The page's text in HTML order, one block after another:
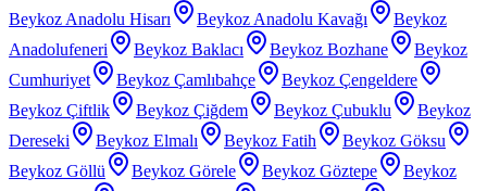
Beykoz Anadolu Hisarı
Beykoz Anadolu Kavağı
Beykoz
Anadolufeneri
Beykoz Baklacı Beykoz Bozhane
Beykoz
Cumhuriyet
Beykoz Çamlıbahçe
Beykoz Çengeldere
Beykoz Çiftlik
Beykoz Çiğdem Beykoz Çubuklu
Beykoz
Dereseki
Beykoz Elmalı Beykoz Fatih
Beykoz Göksu
Beykoz Göllü
Beykoz Görele Beykoz Göztepe
Beykoz